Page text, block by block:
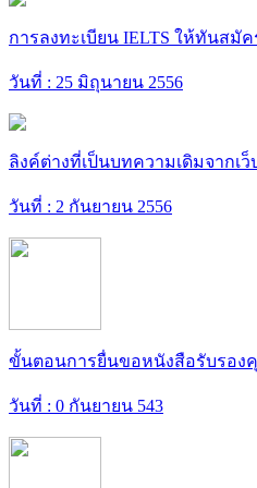
การลงทะเบียน IELTS ให้ทันสมัค
วันที่ : 25 มิถุนายน 2556
ลิงค์ต่างที่เป็นบทความเดิมจากเ
วันที่ : 2 กันยายน 2556
ขั้นตอนการยื่นขอหนังสือรับรองคุ
วันที่ : 0 กันยายน 543